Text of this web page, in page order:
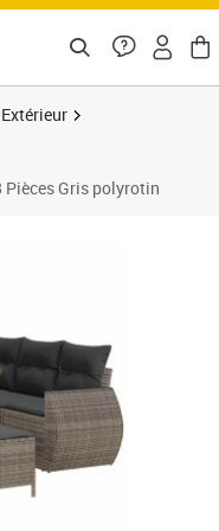
Pièces Gris polyrotin